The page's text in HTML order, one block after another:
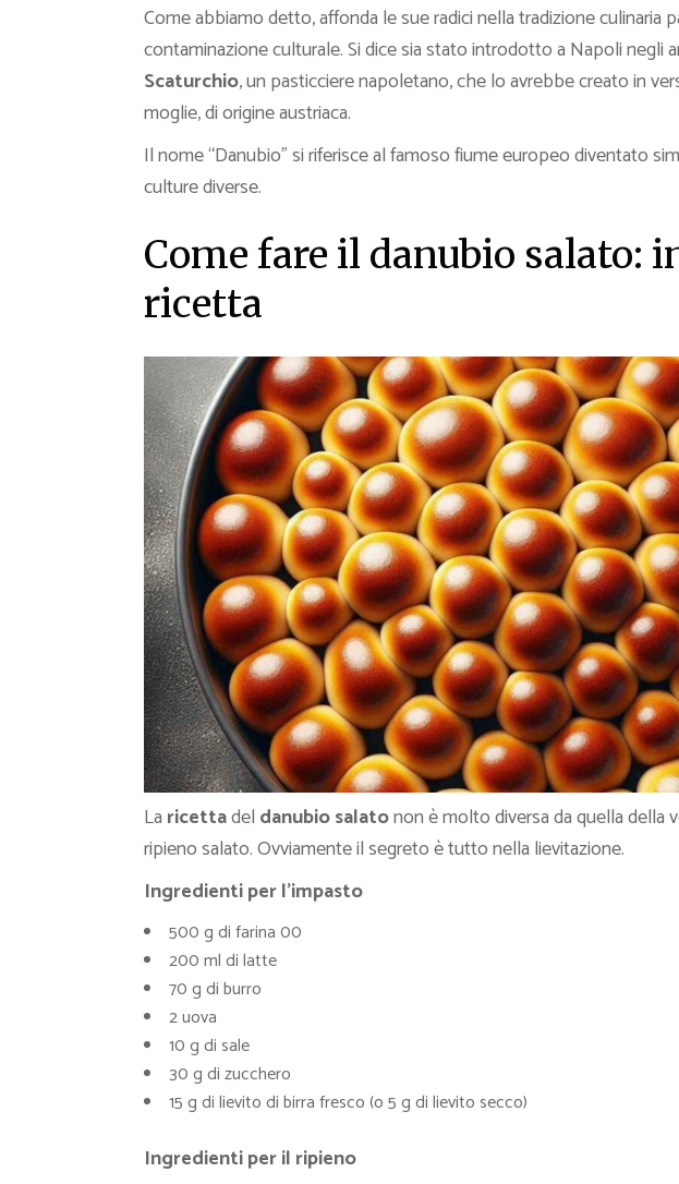
Come abbiamo detto, affonda le sue radici nella tradizione culinaria
contaminazione culturale. Si dice sia stato introdotto a Napoli negli
Scaturchio, un pasticciere napoletano, che lo avrebbe creato in
moglie, di origine austriaca.
Il nome “Danubio” si riferisce al famoso fiume europeo diventato
culture diverse.
Come fare il danubio salato:
ricetta
La ricettadel danubio salatonon è molto diversa da quella della
ripieno salato. Ovviamente il segreto è tutto nella lievitazione.
Ingredienti per l’impasto
500 g di farina 00
200 ml di latte
70 g di burro
2 uova
10 g di sale
30 g di zucchero
15 g di lievito di birra fresco (o 5 g di lievito secco)
Ingredienti per il ripieno